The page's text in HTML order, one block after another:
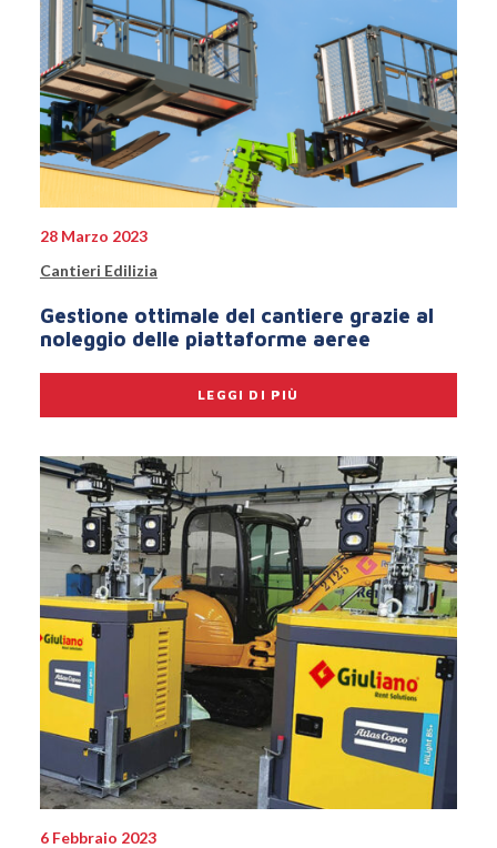
28 Marzo 2023
Cantieri Edilizia
Gestione ottimale del cantiere grazie al
noleggio delle piattaforme aeree
LEGGI DI PIÙ
6 Febbraio 2023